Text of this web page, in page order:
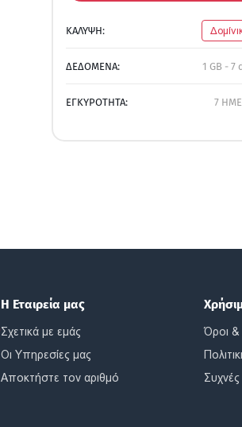
ΚΑΛΥΨΗ:
ΔΕΔΟΜΕΝΑ: 1 GB - 7
ΕΓΚΥΡΟΤΗΤΑ: 7
Η Εταιρεία μας
Σχετικά με εμάς
Οι Υπηρεσίες μας
Αποκτήστε τον αριθμό
Όροι